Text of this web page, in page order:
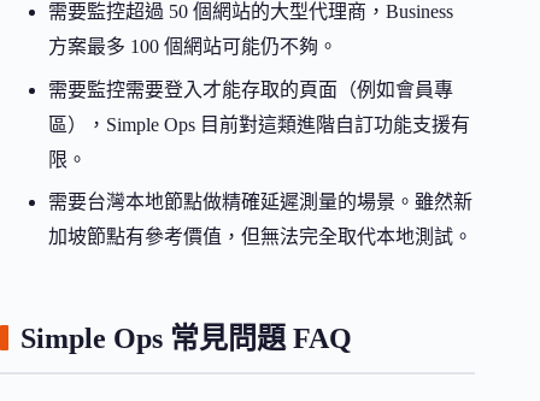
需要監控超過 50 個網站的大型代理商，Business
方案最多 100 個網站可能仍不夠。
需要監控需要登入才能存取的頁面（例如會員專
區），Simple Ops 目前對這類進階自訂功能支援有
限。
需要台灣本地節點做精確延遲測量的場景。雖然新
加坡節點有參考價值，但無法完全取代本地測試。
Simple Ops 常見問題 FAQ